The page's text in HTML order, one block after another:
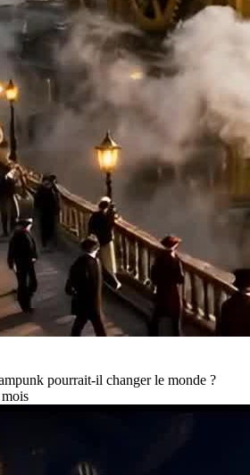
pourrait-il changer le monde ?